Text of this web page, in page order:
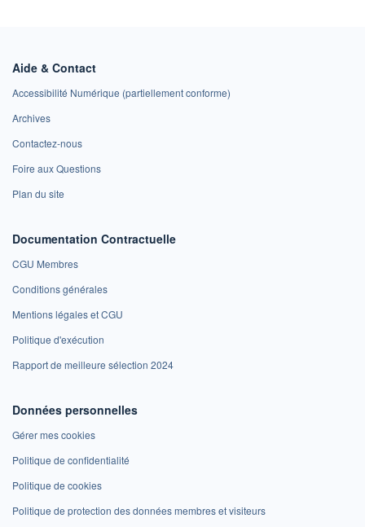
Aide & Contact
Accessibilité Numérique (partiellement conforme)
Archives
Contactez-nous
Foire aux Questions
Plan du site
Documentation Contractuelle
CGU Membres
Conditions générales
Mentions légales et CGU
Politique d'exécution
Rapport de meilleure sélection 2024
Données personnelles
Gérer mes cookies
Politique de confidentialité
Politique de cookies
Politique de protection des données membres et visiteurs